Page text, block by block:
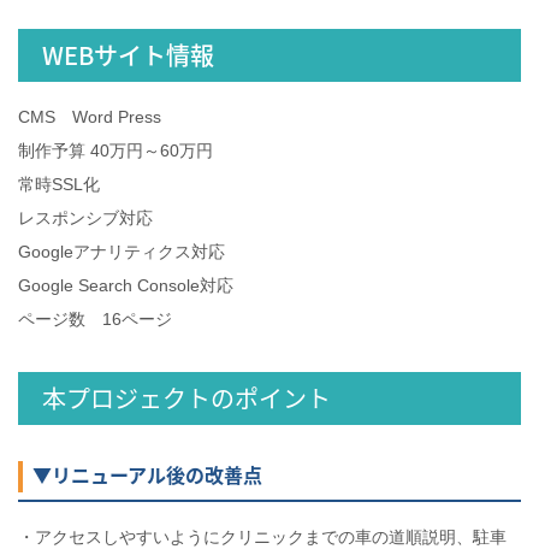
WEBサイト情報
CMS Word Press
制作予算 40万円～60万円
常時SSL化
レスポンシブ対応
Googleアナリティクス対応
Google Search Console対応
ページ数 16ページ
本プロジェクトのポイント
▼リニューアル後の改善点
・アクセスしやすいようにクリニックまでの車の道順説明、駐車